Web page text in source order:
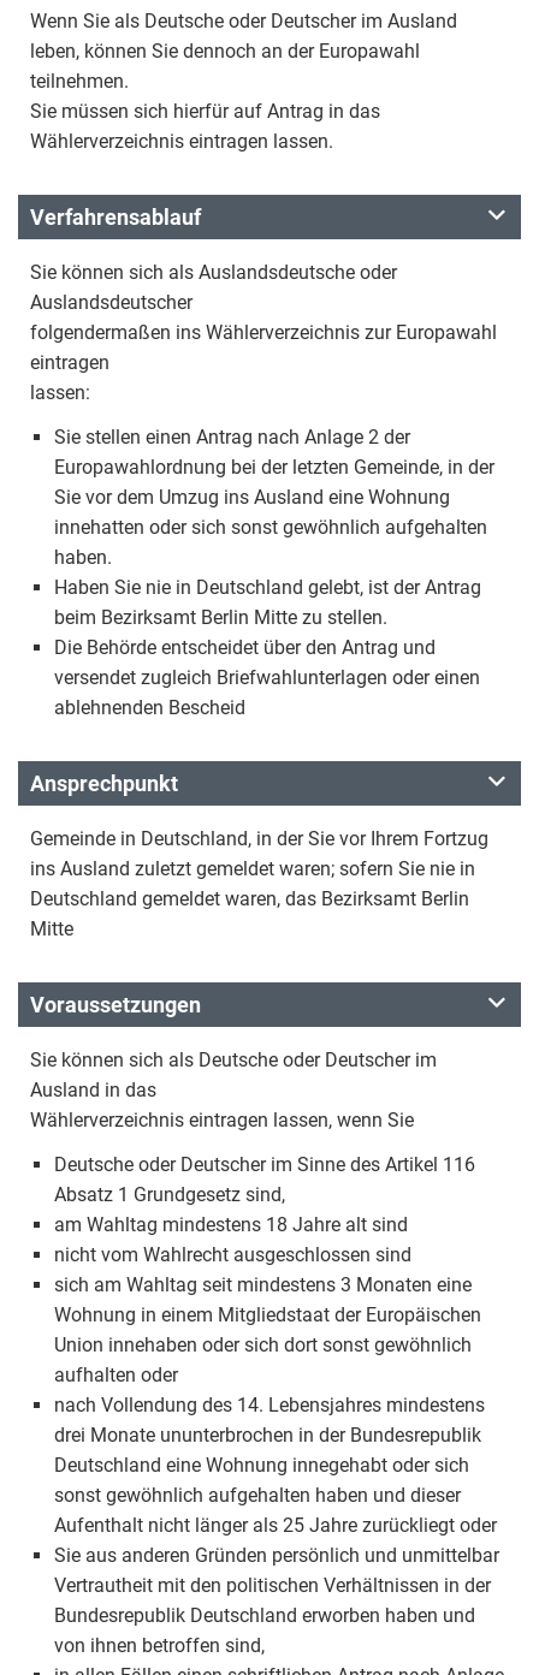
Wenn Sie als Deutsche oder Deutscher im Ausland
leben, können Sie dennoch an der Europawahl
teilnehmen.
Sie müssen sich hierfür auf Antrag in das
Wählerverzeichnis eintragen lassen.
Verfahrensablauf
Sie können sich als Auslandsdeutsche oder
Auslandsdeutscher
folgendermaßen ins Wählerverzeichnis zur Europawahl
eintragen
lassen:
Sie stellen einen Antrag nach Anlage 2 der
Europawahlordnung bei der letzten Gemeinde, in der
Sie vor dem Umzug ins Ausland eine Wohnung
innehatten oder sich sonst gewöhnlich aufgehalten
haben.
Haben Sie nie in Deutschland gelebt, ist der Antrag
beim Bezirksamt Berlin Mitte zu stellen.
Die Behörde entscheidet über den Antrag und
versendet zugleich Briefwahlunterlagen oder einen
ablehnenden Bescheid
Ansprechpunkt
Gemeinde in Deutschland, in der Sie vor Ihrem Fortzug
ins Ausland zuletzt gemeldet waren; sofern Sie nie in
Deutschland gemeldet waren, das Bezirksamt Berlin
Mitte
Voraussetzungen
Sie können sich als Deutsche oder Deutscher im
Ausland in das
Wählerverzeichnis eintragen lassen, wenn Sie
Deutsche oder Deutscher im Sinne des Artikel 116
Absatz 1 Grundgesetz sind,
am Wahltag mindestens 18 Jahre alt sind
nicht vom Wahlrecht ausgeschlossen sind
sich am Wahltag seit mindestens 3 Monaten eine
Wohnung in einem Mitgliedstaat der Europäischen
Union innehaben oder sich dort sonst gewöhnlich
aufhalten oder
nach Vollendung des 14. Lebensjahres mindestens
drei Monate ununterbrochen in der Bundesrepublik
Deutschland eine Wohnung innegehabt oder sich
sonst gewöhnlich aufgehalten haben und dieser
Aufenthalt nicht länger als 25 Jahre zurückliegt oder
Sie aus anderen Gründen persönlich und unmittelbar
Vertrautheit mit den politischen Verhältnissen in der
Bundesrepublik Deutschland erworben haben und
von ihnen betroffen sind,